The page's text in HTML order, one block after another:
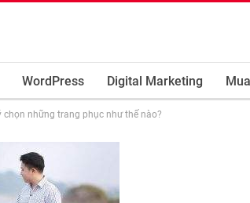
WordPress Digital Marketing
những trang phục như thế nào?